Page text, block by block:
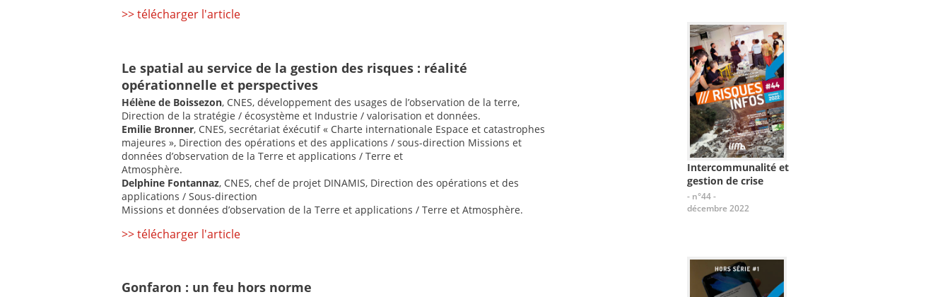
>> télécharger l'article
Le spatial au service de la gestion des risques : réalité
opérationnelle et perspectives
Hélène de Boissezon, CNES, développement des usages de l’observation de la terre,
Direction de la stratégie / écosystème et Industrie / valorisation et données.
Emilie Bronner, CNES, secrétariat éxécutif « Charte internationale Espace et catastrophes
majeures », Direction des opérations et des applications / sous-direction Missions et
données d’observation de la Terre et applications / Terre et
Atmosphère.
Delphine Fontannaz, CNES, chef de projet DINAMIS, Direction des opérations et des
applications / Sous-direction
Missions et données d’observation de la Terre et applications / Terre et Atmosphère.
>> télécharger l'article
Gonfaron : un feu hors norme
Intercommunalité et
gestion de crise
- n°44 -
décembre 2022